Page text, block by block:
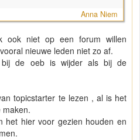
Anna Niem
ook niet op een forum willen
nieuwe leden niet zo af.
bij de oeb is wijder als bij de
topicstarter te lezen , al is het
maken.
het hier voor gezien houden en